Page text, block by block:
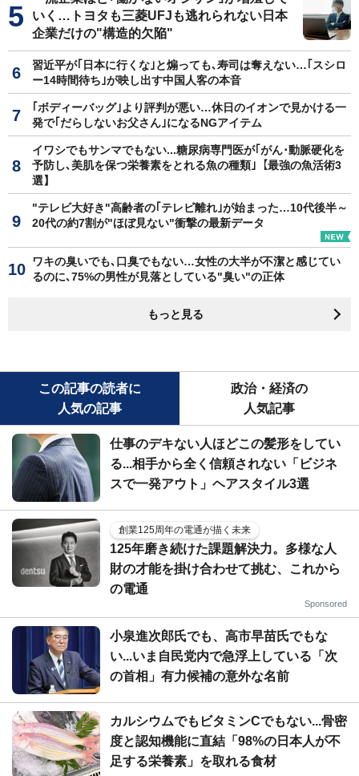
いく…トヨタも三菱UFJも逃れられない日本
企業だけの"構造的欠陥"
習近平が｢日本に行くな｣と煽っても､寿司は奪えない…｢スシロ
ー14時間待ち｣が映し出す中国人客の本音
｢ボディーバッグ｣より評判が悪い…休日のイオンで見かける一
発で｢だらしないお父さん｣になるNGアイテム
イワシでもサンマでもない...糖尿病専門医が｢がん･動脈硬化を
予防し､美肌を保つ栄養素をとれる魚の種類｣【最強の魚活術3
選】
"テレビ大好き"高齢者の｢テレビ離れ｣が始まった…10代後半～
20代の約7割が"ほぼ見ない"衝撃の最新データ
ワキの臭いでも､口臭でもない…女性の大半が不潔と感じてい
るのに､75%の男性が見落としている"臭い"の正体
もっと見る
この記事の読者に
人気の記事
政治・経済の
人気記事
仕事のデキない人ほどこの髪形をしてい
る...相手から全く信頼されない「ビジネ
スで一発アウト」ヘアスタイル3選
創業125周年の電通が描く未来
125年磨き続けた課題解決力。多様な人
財の才能を掛け合わせて挑む、これから
の電通
Sponsored
小泉進次郎氏でも、高市早苗氏でもな
い...いま自民党内で急浮上している「次
の首相」有力候補の意外な名前
カルシウムでもビタミンCでもない...骨密
度と認知機能に直結「98%の日本人が不
足する栄養素」を取れる食材